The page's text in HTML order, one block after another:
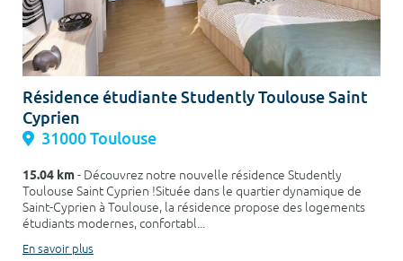
Résidence étudiante Studently Toulouse Saint
Cyprien
31000 Toulouse
15.04 km- Découvrez notre nouvelle résidence Studently
Toulouse Saint Cyprien !Située dans le quartier dynamique de
Saint-Cyprien à Toulouse, la résidence propose des logements
étudiants modernes, confortabl...
En savoir plus